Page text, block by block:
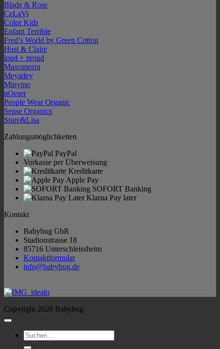
Blade & Rose
CeLaVi
Color Kids
Enfant Terrible
Fred’s World by Green Cotton
Hust & Claire
loud + proud
Maxomorra
Meyadey
Minymo
nOeser
People Wear Organic
Sense Organics
Sture&Lisa
Zahlungsmöglichkeiten
PayPal
Vorkasse per Überweisung
Kreditkarte
Apple Pay
SOFORT Banking
Klarna Pay later
Kontakt
Babybug GbR
Stadionstrasse 18
85716 Unterschleissheim
Kontaktformular
info@babybug.de
Copyright 2026 Babybug
Suchen
nach: